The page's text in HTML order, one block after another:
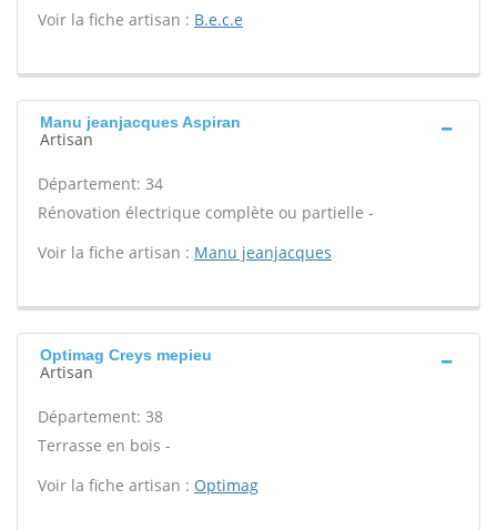
Voir la fiche artisan : B.e.c.e
Manu jeanjacques Aspiran
Artisan
Département: 34
Rénovation électrique complète ou partielle -
Voir la fiche artisan : Manu jeanjacques
Optimag Creys mepieu
Artisan
Département: 38
Terrasse en bois -
Voir la fiche artisan : Optimag